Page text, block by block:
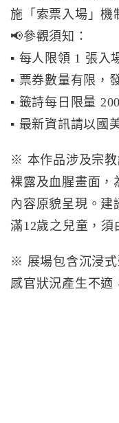
施「索票入場」機
📢參觀須知：
▪ 每人限領 1 張入
▪ 票券數量有限，
▪ 籤詩每日限量
▪ 最新資訊請以國
※ 本作品涉及宗教
裸露及血腥畫面，
內容原貌呈現。建
滿12歲之兒童，須
※ 展場包含沉浸
感官狀況產生不適